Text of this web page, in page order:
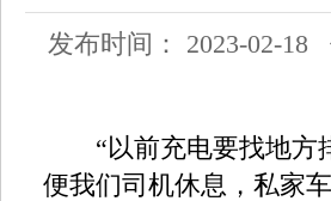
发布时间： 2023-02-
“以前充电要找地方
便我们司机休息，私家